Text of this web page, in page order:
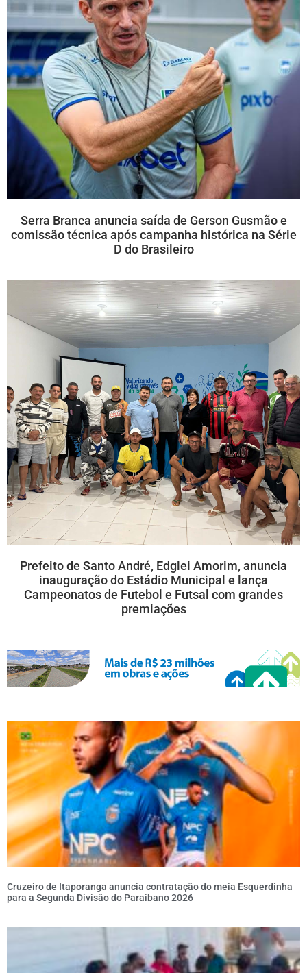
Serra Branca anuncia saída de Gerson Gusmão e
comissão técnica após campanha histórica na Série
D do Brasileiro
Prefeito de Santo André, Edglei Amorim, anuncia
inauguração do Estádio Municipal e lança
Campeonatos de Futebol e Futsal com grandes
premiações
Cruzeiro de Itaporanga anuncia contratação do meia Esquerdinha
para a Segunda Divisão do Paraibano 2026